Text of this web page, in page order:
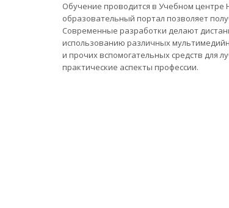
Обучение проводится в Учебном
образовательный портал позволяет
Современные разработки делают
использованию различных
и прочих вспомогательных средств для
практические аспекты профессии.